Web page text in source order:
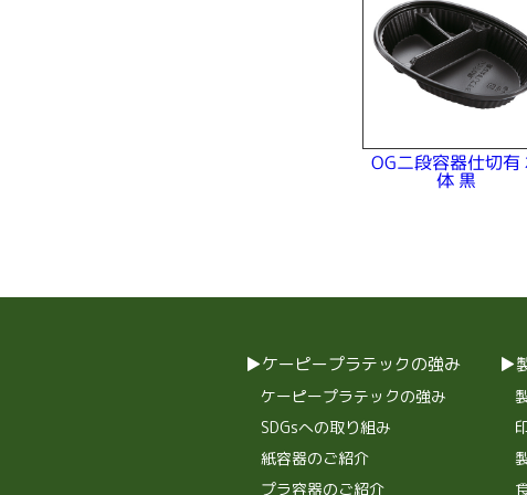
OG二段容器仕切有
体 黒
ケーピープラテックの強み
ケーピープラテックの強み
SDGsへの取り組み
紙容器のご紹介
プラ容器のご紹介